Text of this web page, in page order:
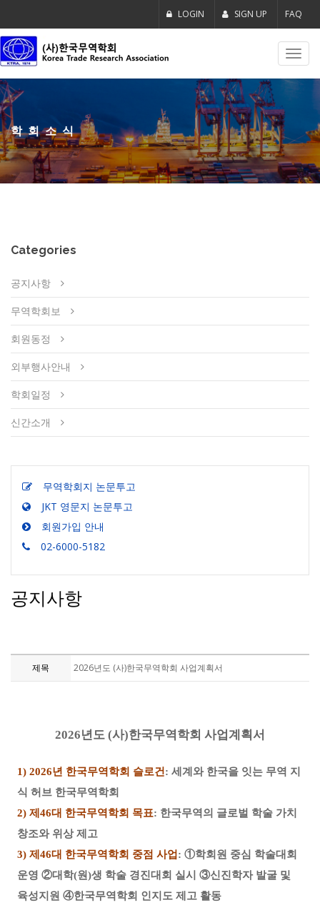
LOGIN SIGN UP FAQ
학회소식
Categories
공지사항
무역학회보
회원동정
외부행사안내
학회일정
신간소개
무역학회지 논문투고
JKT 영문지 논문투고
회원가입 안내
02-6000-5182
공지사항
제목 2026년도 (사)한국무역학회 사업계획서
2026년도 (사)한국무역학회 사업계획서
1) 2026년 한국무역학회 슬로건 : 세계와 한국을 잇는 무역 지
식 허브 한국무역학회
2) 제 46대 한국무역학회 목표: 한국무역의 글로벌 학술 가치
창조와 위상 제고
3) 제 46대 한국무역학회 중점 사업 : ①학회원 중심 학술대회
운영 ②대학(원)생 학술 경진대회 실시 ③신진학자 발굴 및
육성지원 ④한국무역학회 인지도 제고 활동